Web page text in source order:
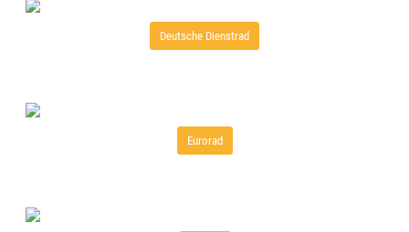
Deutsche Dienstrad
Eurorad